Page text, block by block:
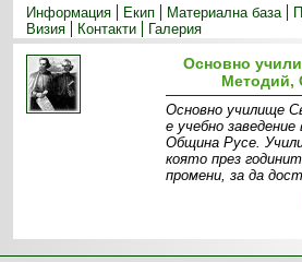
Информация
Екип Материална база
Визия
Контакти Галерия
Основно
Методий,
Основно училище
е учебно
Община Русе.
която през
промени, за да